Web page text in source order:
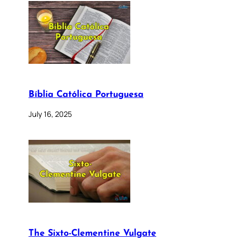
Bíblia Católica Portuguesa
July 16, 2025
The Sixto-Clementine Vulgate